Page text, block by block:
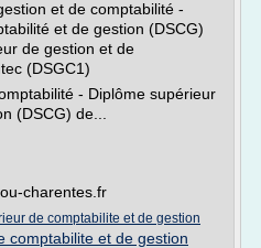
et de comptabilité -
et de gestion (DSCG)
de gestion et de
(DSGC1)
- Diplôme supérieur
(DSCG) de...
charentes.fr
de comptabilite et de gestion
comptabilite et de gestion